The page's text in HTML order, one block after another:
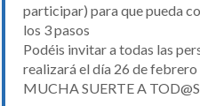
participar) para que pueda
los 3 pasos
Podéis invitar a todas las
realizará el día 26 de
MUCHA SUERTE A